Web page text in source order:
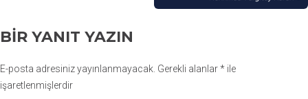
BIR YANIT YAZIN
E-posta adresiniz yayınlanmayacak. Gerekli alanlar* ile
işaretlenmişlerdir